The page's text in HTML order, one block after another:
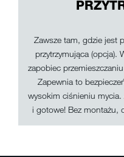
Zawsze tam, gdzie jest
przytrzymująca (opcja).
zapobiec
Zapewnia to
wysokim ciśnieniu
i gotowe! Bez montażu,